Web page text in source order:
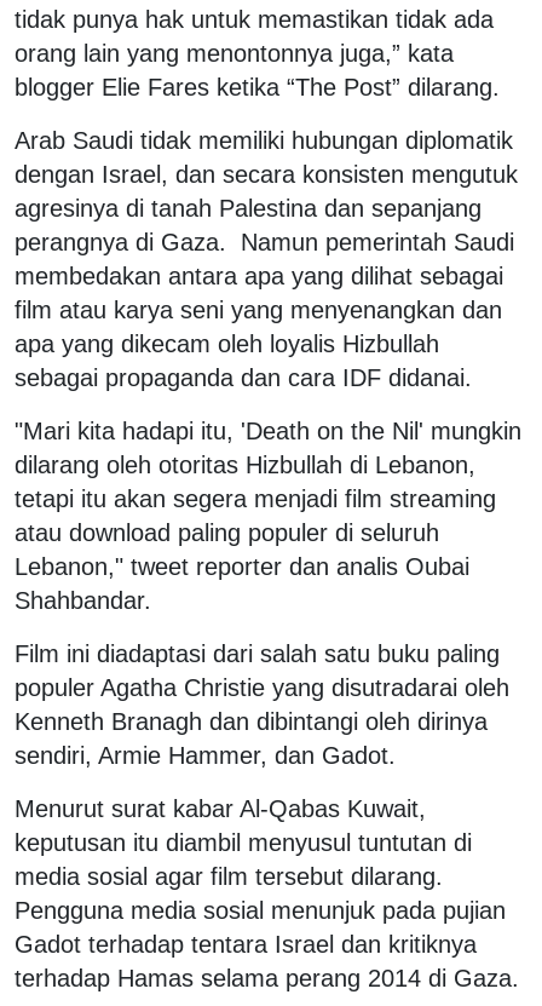
tidak punya hak untuk memastikan tidak ada
orang lain yang menontonnya juga,” kata
blogger Elie Fares ketika “The Post” dilarang.
Arab Saudi tidak memiliki hubungan diplomatik
dengan Israel, dan secara konsisten mengutuk
agresinya di tanah Palestina dan sepanjang
perangnya di Gaza. Namun pemerintah Saudi
membedakan antara apa yang dilihat sebagai
film atau karya seni yang menyenangkan dan
apa yang dikecam oleh loyalis Hizbullah
sebagai propaganda dan cara IDF didanai.
"Mari kita hadapi itu, 'Death on the Nil' mungkin
dilarang oleh otoritas Hizbullah di Lebanon,
tetapi itu akan segera menjadi film streaming
atau download paling populer di seluruh
Lebanon," tweet reporter dan analis Oubai
Shahbandar.
Film ini diadaptasi dari salah satu buku paling
populer Agatha Christie yang disutradarai oleh
Kenneth Branagh dan dibintangi oleh dirinya
sendiri, Armie Hammer, dan Gadot.
Menurut surat kabar Al-Qabas Kuwait,
keputusan itu diambil menyusul tuntutan di
media sosial agar film tersebut dilarang.
Pengguna media sosial menunjuk pada pujian
Gadot terhadap tentara Israel dan kritiknya
terhadap Hamas selama perang 2014 di Gaza.